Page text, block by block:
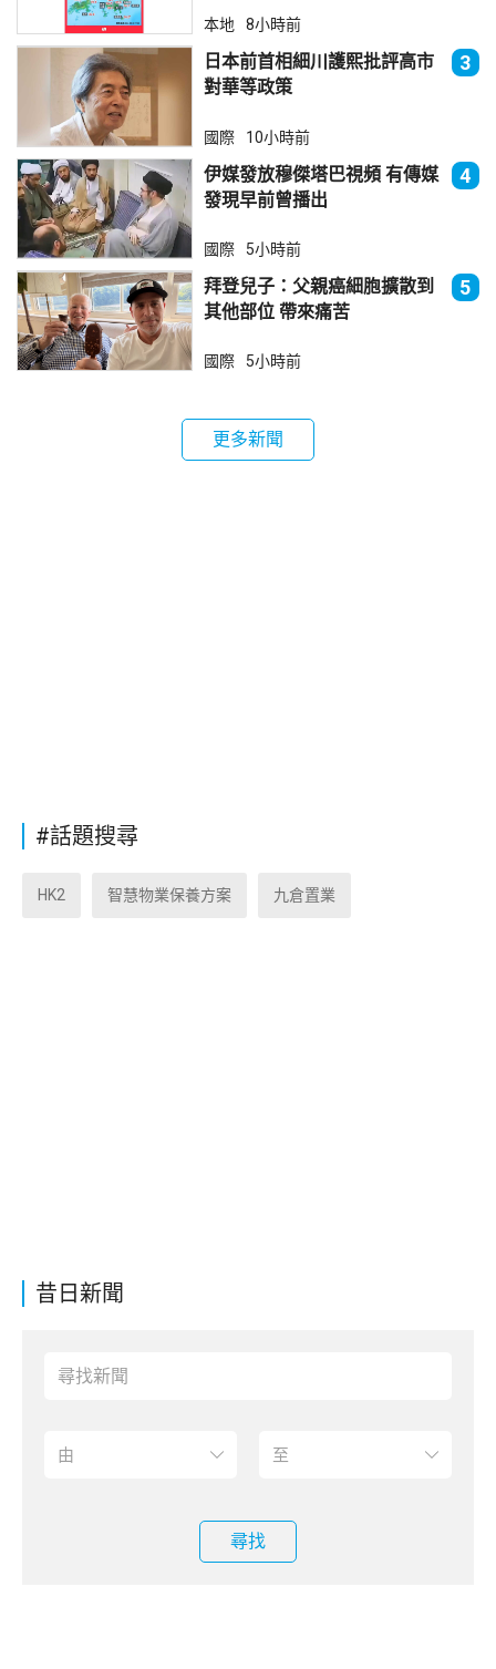
昔日新聞
尋找
本地 8小時前
日本前首相細川護熙批評高市
對華等政策
3
國際 10小時前
伊媒發放穆傑塔巴視頻 有傳媒
發現早前曾播出
4
國際 5小時前
拜登兒子：父親癌細胞擴散到
其他部位 帶來痛苦
5
國際 5小時前
更多新聞
#話題搜尋
HK2 智慧物業保養方案 九倉置業